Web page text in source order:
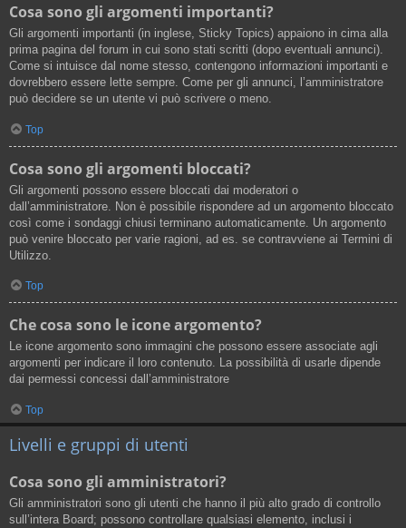
Cosa sono gli argomenti importanti?
Gli argomenti importanti (in inglese, Sticky Topics) appaiono in cima alla
prima pagina del forum in cui sono stati scritti (dopo eventuali annunci).
Come si intuisce dal nome stesso, contengono informazioni importanti e
dovrebbero essere lette sempre. Come per gli annunci, l’amministratore
può decidere se un utente vi può scrivere o meno.
Top
Cosa sono gli argomenti bloccati?
Gli argomenti possono essere bloccati dai moderatori o
dall’amministratore. Non è possibile rispondere ad un argomento bloccato
così come i sondaggi chiusi terminano automaticamente. Un argomento
può venire bloccato per varie ragioni, ad es. se contravviene ai Termini di
Utilizzo.
Top
Che cosa sono le icone argomento?
Le icone argomento sono immagini che possono essere associate agli
argomenti per indicare il loro contenuto. La possibilità di usarle dipende
dai permessi concessi dall’amministratore
Top
Livelli e gruppi di utenti
Cosa sono gli amministratori?
Gli amministratori sono gli utenti che hanno il più alto grado di controllo
sull’intera Board; possono controllare qualsiasi elemento, inclusi i